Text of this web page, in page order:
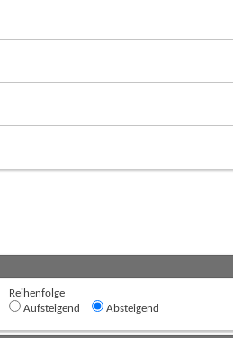
Reihenfolge
Aufsteigend
Absteigend